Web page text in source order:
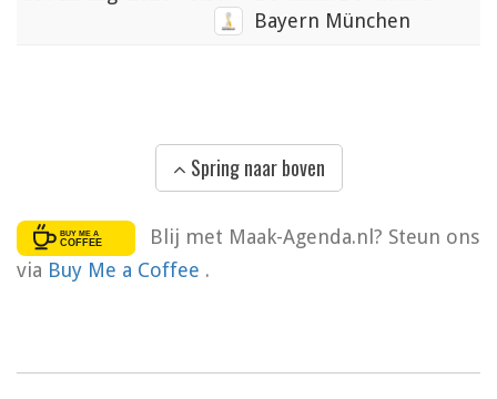
Bayern München
Spring naar boven
Blij met Maak-Agenda.nl? Steun ons
via Buy Me a Coffee .